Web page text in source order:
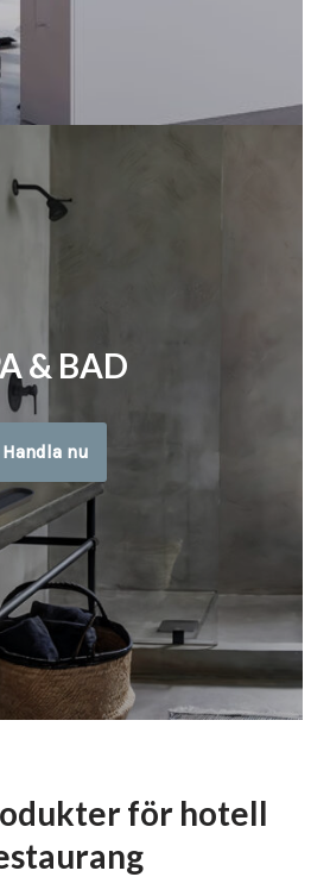
& BAD
Handla nu
för hotell